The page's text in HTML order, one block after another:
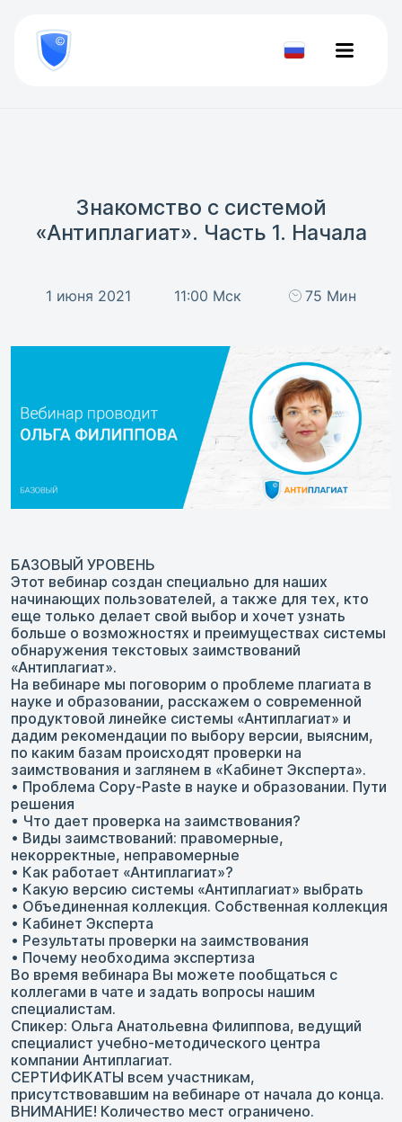
800
777-
81-Проверить
Знакомство с системой
«Антиплагиат». Часть 1. Начала
1 июня 2021 11:00 Мск 75 Мин
БАЗОВЫЙ УРОВЕНЬ
Этот вебинар создан специально для наших
начинающих пользователей, а также для тех, кто
еще только делает свой выбор и хочет узнать
больше о возможностях и преимуществах системы
обнаружения текстовых заимствований
«Антиплагиат».
На вебинаре мы поговорим о проблеме плагиата в
науке и образовании, расскажем о современной
продуктовой линейке системы «Антиплагиат» и
дадим рекомендации по выбору версии, выясним,
по каким базам происходят проверки на
заимствования и заглянем в «Кабинет Эксперта».
• Проблема Copy-Paste в науке и образовании. Пути
решения
• Что дает проверка на заимствования?
• Виды заимствований: правомерные,
некорректные, неправомерные
• Как работает «Антиплагиат»?
• Какую версию системы «Антиплагиат» выбрать
• Объединенная коллекция. Собственная коллекция
• Кабинет Эксперта
• Результаты проверки на заимствования
• Почему необходима экспертиза
Во время вебинара Вы можете пообщаться с
коллегами в чате и задать вопросы нашим
специалистам.
Спикер: Ольга Анатольевна Филиппова, ведущий
специалист учебно-методического центра
компании Антиплагиат.
СЕРТИФИКАТЫ всем участникам,
присутствовавшим на вебинаре от начала до конца.
ВНИМАНИЕ! Количество мест ограничено.